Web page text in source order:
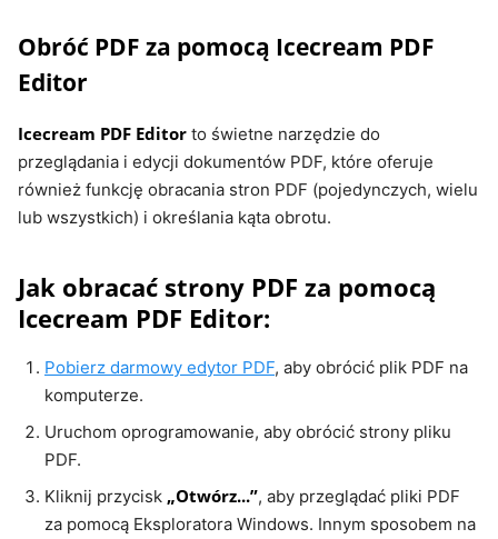
Obróć PDF za pomocą Icecream PDF
Editor
Icecream PDF Editor to świetne narzędzie do
przeglądania i edycji dokumentów PDF, które oferuje
również funkcję obracania stron PDF (pojedynczych, wielu
lub wszystkich) i określania kąta obrotu.
Jak obracać strony PDF za pomocą
Icecream PDF Editor:
Pobierz darmowy edytor PDF, aby obrócić plik PDF na
komputerze.
Uruchom oprogramowanie, aby obrócić strony pliku
PDF.
Kliknij przycisk „Otwórz...”, aby przeglądać pliki PDF
za pomocą Eksploratora Windows. Innym sposobem na